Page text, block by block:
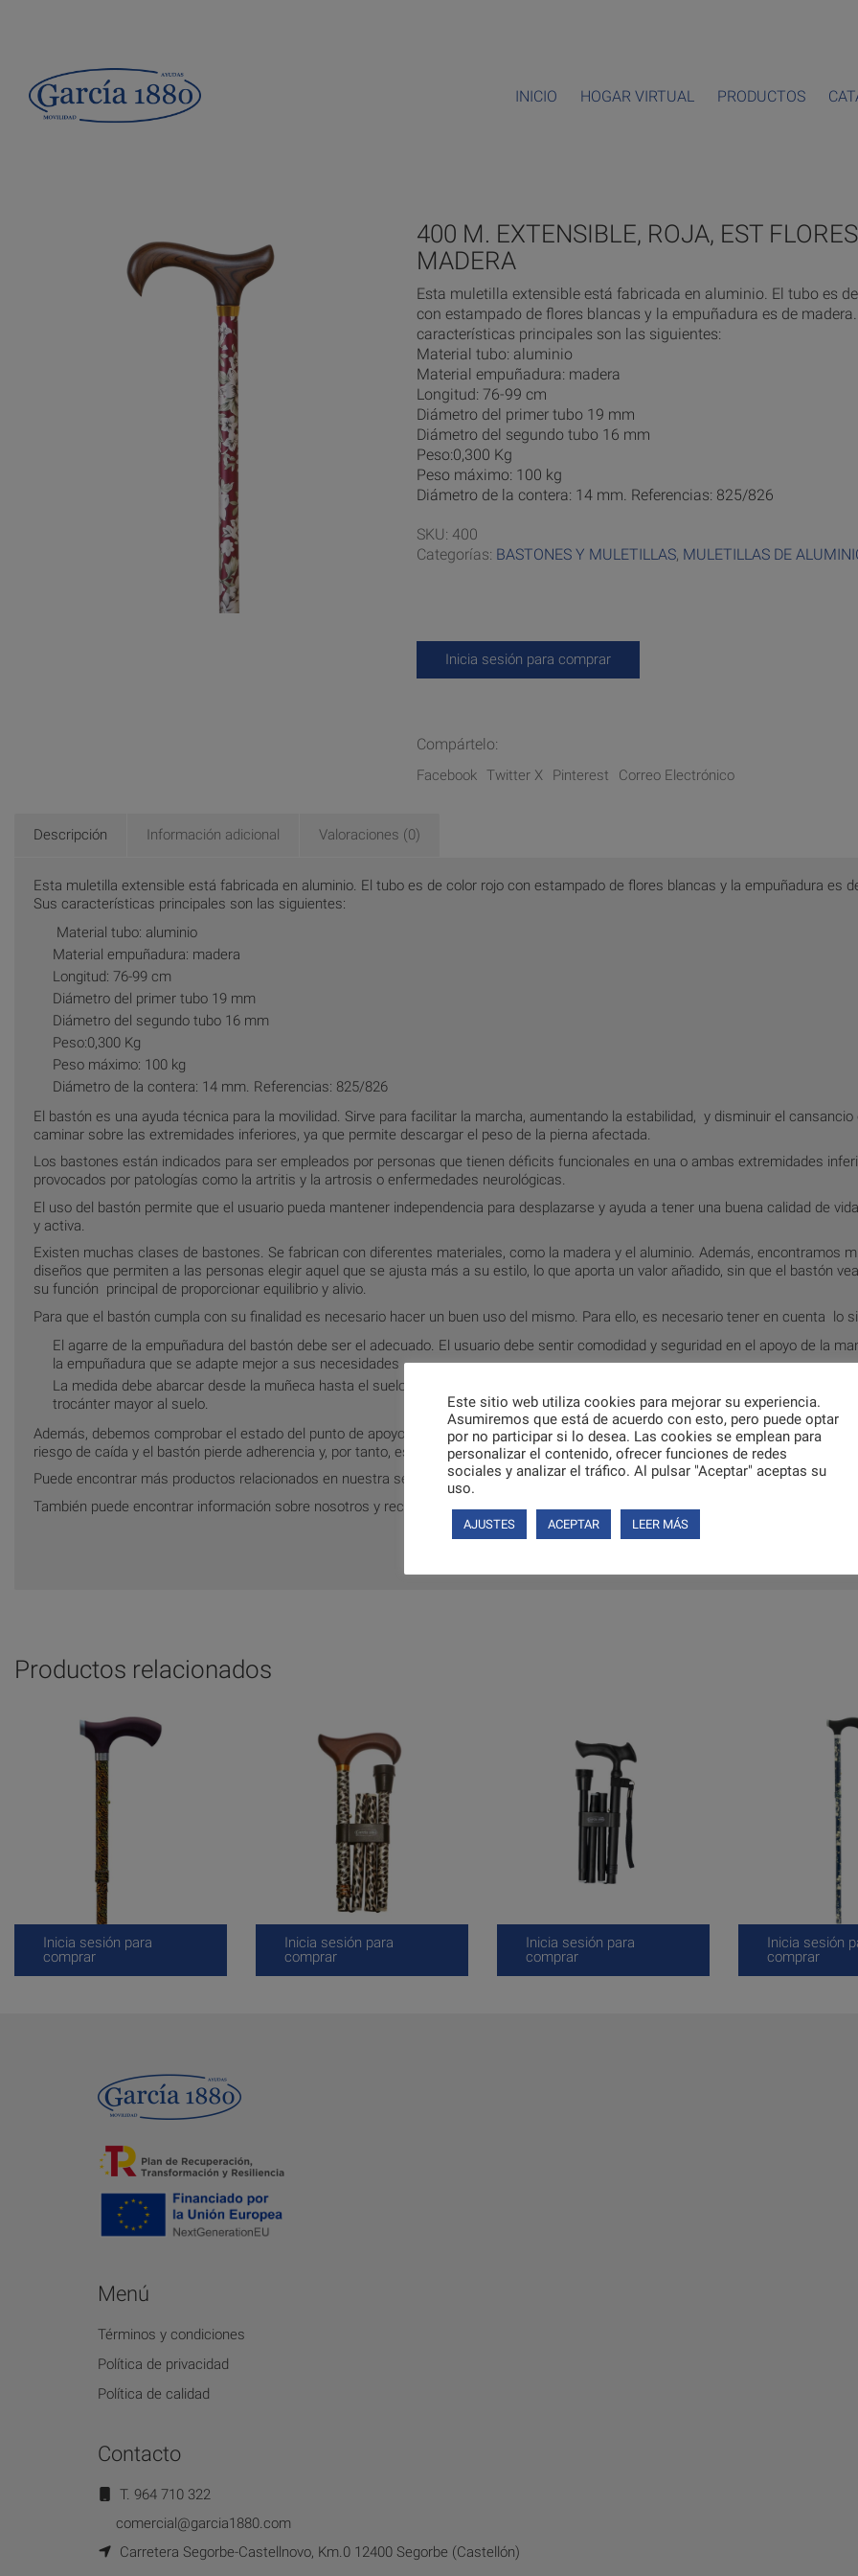
INICIO HOGAR VIRTUAL PRODUCTOS
400 M. EXTENSIBLE, ROJA, EST
MADERA
Esta muletilla extensible está fabricada en aluminio. El tubo es
con estampado de flores blancas y la empuñadura es de
características principales son las siguientes:
Material tubo: aluminio
Material empuñadura: madera
Longitud: 76-99 cm
Diámetro del primer tubo 19 mm
Diámetro del segundo tubo 16 mm
Peso:0,300 Kg
Peso máximo: 100 kg
Diámetro de la contera: 14 mm. Referencias: 825/826
SKU: 400
Categorías: BASTONES Y MULETILLAS, MULETILLAS DE
Inicia sesión para comprar
Compártelo:
Facebook Twitter X Pinterest Correo Electrónico
Descripción Información adicional Valoraciones (0)
Esta muletilla extensible está fabricada en aluminio. El tubo es de color rojo con estampado de flores blancas y la empuñadura es
Sus características principales son las siguientes:
Material tubo: aluminio
Material empuñadura: madera
Longitud: 76-99 cm
Diámetro del primer tubo 19 mm
Diámetro del segundo tubo 16 mm
Peso:0,300 Kg
Peso máximo: 100 kg
Diámetro de la contera: 14 mm. Referencias: 825/826
El bastón es una ayuda técnica para la movilidad. Sirve para facilitar la marcha, aumentando la estabilidad, y disminuir el cansancio
caminar sobre las extremidades inferiores, ya que permite descargar el peso de la pierna afectada.
Los bastones están indicados para ser empleados por personas que tienen déficits funcionales en una o ambas extremidades
provocados por patologías como la artritis y la artrosis o enfermedades neurológicas.
El uso del bastón permite que el usuario pueda mantener independencia para desplazarse y ayuda a tener una buena calidad de
y activa.
Existen muchas clases de bastones. Se fabrican con diferentes materiales, como la madera y el aluminio. Además, encontramos
diseños que permiten a las personas elegir aquel que se ajusta más a su estilo, lo que aporta un valor añadido, sin que el bastón
su función principal de proporcionar equilibrio y alivio.
Para que el bastón cumpla con su finalidad es necesario hacer un buen uso del mismo. Para ello, es necesario tener en cuenta lo
El agarre de la empuñadura del bastón debe ser el adecuado. El usuario debe sentir comodidad y seguridad en el apoyo de la
la empuñadura que se adapte mejor a sus necesidades
La medida debe abarcar desde la muñeca hasta el suelo en posición vertical. Dicho de otra manera, la altura óptima es la
trocánter mayor al suelo.
Además, debemos comprobar el estado del punto de apoyo con frecuencia, puesto que una vez el caucho empieza a desgastarse,
riesgo de caída y el bastón pierde adherencia y, por tanto, estabilidad.
Puede encontrar más productos relacionados en nuestra sección Muletillas de Aluminio
También puede encontrar información sobre nosotros y recomendaciones de uso de nuestros productos en
Productos relacionados
Inicia sesión para
comprar
Inicia sesión para
comprar
Inicia sesión para
comprar
Inicia sesión
comprar
Menú
Términos y condiciones
Política de privacidad
Política de calidad
Contacto
T. 964 710 322
comercial@garcia1880.com
Carretera Segorbe-Castellnovo, Km.0 12400 Segorbe (Castellón)
Este sitio web utiliza cookies para mejorar su experiencia.
Asumiremos que está de acuerdo con esto, pero puede optar
por no participar si lo desea. Las cookies se emplean para
personalizar el contenido, ofrecer funciones de redes
sociales y analizar el tráfico. Al pulsar "Aceptar" aceptas su
uso.
AJUSTES ACEPTAR LEER MÁS